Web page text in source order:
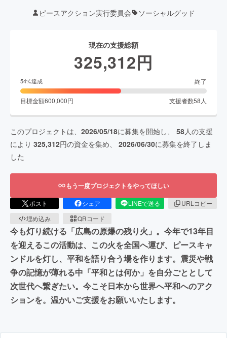
ピースアクション実行委員会 ソーシャルグッド
現在の支援総額
325,312円
54%達成 終了
目標金額600,000円 支援者数58 人
このプロジェクトは、 2026/05/18に募集を開始し、 58人の支援
により 325,312円の資金を集め、 2026/06/30に募集を終了しま
した
もう一度プロジェクトをやってほしい
ポスト シェア LINEで送る
URLコピー
埋め込み
QRコード
今も灯り続ける「広島の原爆の残り火」。今年で13年目
を迎えるこの活動は、この火を全国へ運び、ピースキャ
ンドルを灯し、平和を語り合う場を作ります。震災や戦
争の記憶が薄れる中「平和とは何か」を自分ごととして
次世代へ繋ぎたい。今こそ日本から世界へ平和へのアク
ションを。温かいご支援をお願いいたします。